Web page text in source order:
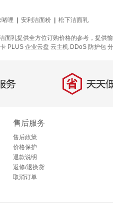
哩 安利洁面粉
松下洁面乳
乳提供全方位订购价格的参考，提供愉
PLUS 企业云盘 云主机 DDoS 防护包
省 天天低
售后服务
售后政策
价格保护
退款说明
返修/退换货
取消订单